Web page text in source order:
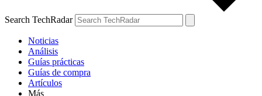
Search TechRadar
Noticias
Análisis
Guías prácticas
Guías de compra
Artículos
Más